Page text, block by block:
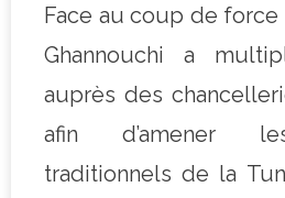
Face au coup de force
Ghannouchi a
auprès des
afin d’amener
traditionnels de la